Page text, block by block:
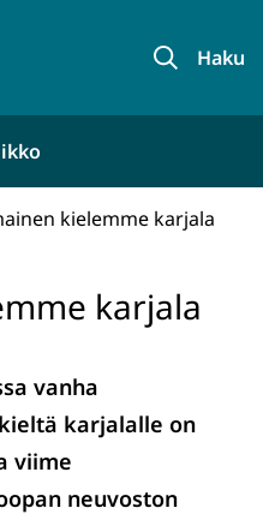
Haku
kielemme karjala
karjala
vanha
karjalalle on
viime
neuvoston